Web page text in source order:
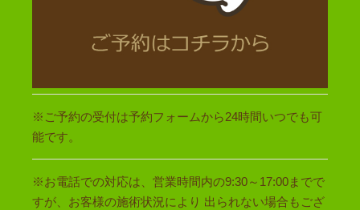
※ご予約の受付は予約フォームから24時間いつでも可
能です。
※お電話での対応は、営業時間内の9:30～17:00までで
すが、お客様の施術状況により 出られない場合もござ